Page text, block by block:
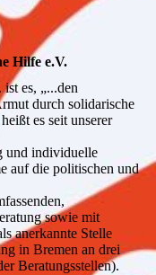
Hilfe e.V.
es, „...den
durch solidarische
es seit unserer
und individuelle
auf die politischen und
sowie mit
anerkannte Stelle
in Bremen an drei
Beratungsstellen).